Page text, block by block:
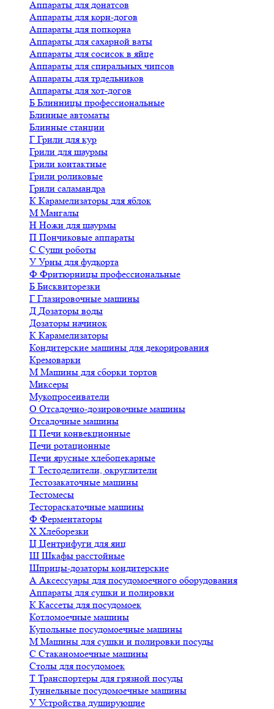
Аппараты для донатсов
Аппараты для корн-догов
Аппараты для попкорна
Аппараты для сахарной ваты
Аппараты для сосисок в яйце
Аппараты для спиральных чипсов
Аппараты для трдельников
Аппараты для хот-догов
Б Блинницы профессиональные
Блинные автоматы
Блинные станции
Г Грили для кур
Грили для шаурмы
Грили контактные
Грили роликовые
Грили саламандра
К Карамелизаторы для яблок
М Мангалы
Н Ножи для шаурмы
П Пончиковые аппараты
С Суши роботы
У Урны для фудкорта
Ф Фритюрницы профессиональные
Б Бисквиторезки
Г Глазировочные машины
Д Дозаторы воды
Дозаторы начинок
К Карамелизаторы
Кондитерские машины для декорирования
Кремоварки
М Машины для сборки тортов
Миксеры
Мукопросеиватели
О Отсадочно-дозировочные машины
Отсадочные машины
П Печи конвекционные
Печи ротационные
Печи ярусные хлебопекарные
Т Тестоделители, округлители
Тестозакаточные машины
Тестомесы
Тестораскаточные машины
Ф Ферментаторы
Х Хлеборезки
Ц Центрифуги для яиц
Ш Шкафы расстойные
Шприцы-дозаторы кондитерские
А Аксессуары для посудомоечного оборудования
Аппараты для сушки и полировки
К Кассеты для посудомоек
Котломоечные машины
Купольные посудомоечные машины
М Машины для сушки и полировки посуды
С Стаканомоечные машины
Столы для посудомоек
Т Транспортеры для грязной посуды
Туннельные посудомоечные машины
У Устройства душирующие